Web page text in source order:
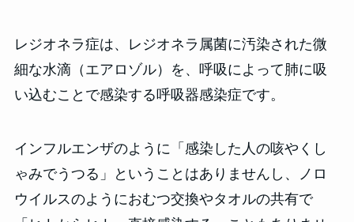
レジオネラ症は、レジオネラ属菌に汚染された微
細な水滴（エアロゾル）を、呼吸によって肺に吸
い込むことで感染する呼吸器感染症です。
インフルエンザのように「感染した人の咳やくし
ゃみでうつる」ということはありませんし、ノロ
ウイルスのようにおむつ交換やタオルの共有で